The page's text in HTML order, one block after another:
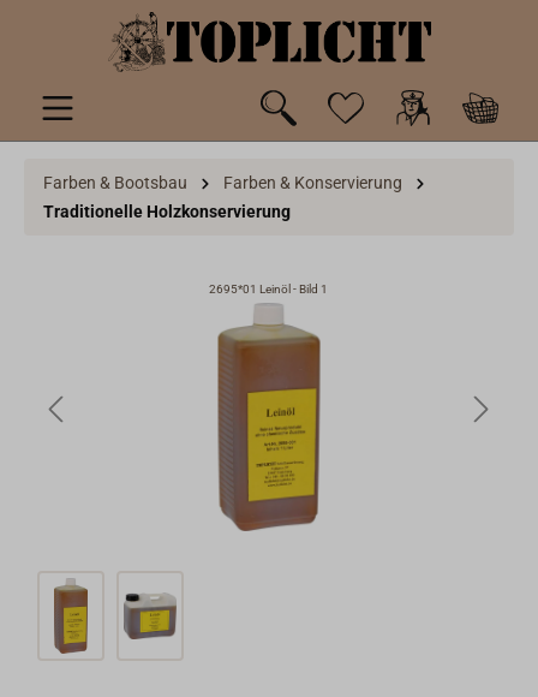
springen
Farben & Bootsbau
Farben & Konservierung
Traditionelle Holzkonservierung
2695*01 Leinöl - Bild 1